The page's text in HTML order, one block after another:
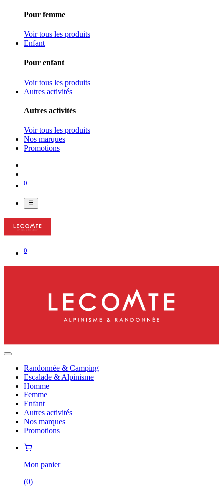
Pour femme
Voir tous les produits
Enfant
Pour enfant
Voir tous les produits
Autres activités
Autres activités
Voir tous les produits
Nos marques
Promotions
0
0
Randonnée & Camping
Escalade & Alpinisme
Homme
Femme
Enfant
Autres activités
Nos marques
Promotions
Mon panier
(0)